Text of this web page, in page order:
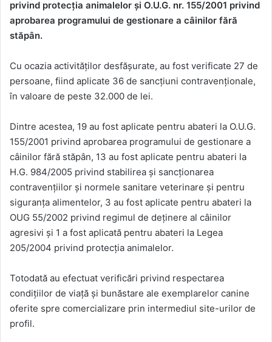
privind protecția animalelor și O.U.G. nr. 155/2001 privind
aprobarea programului de gestionare a câinilor fără
stăpân.
Cu ocazia activităților desfășurate, au fost verificate 27 de
persoane, fiind aplicate 36 de sancțiuni contravenționale,
în valoare de peste 32.000 de lei.
Dintre acestea, 19 au fost aplicate pentru abateri la O.U.G.
155/2001 privind aprobarea programului de gestionare a
câinilor fără stăpân, 13 au fost aplicate pentru abateri la
H.G. 984/2005 privind stabilirea și sancționarea
contravențiilor și normele sanitare veterinare și pentru
siguranța alimentelor, 3 au fost aplicate pentru abateri la
OUG 55/2002 privind regimul de deținere al câinilor
agresivi și 1 a fost aplicată pentru abateri la Legea
205/2004 privind protecția animalelor.
Totodată au efectuat verificări privind respectarea
condițiilor de viață și bunăstare ale exemplarelor canine
oferite spre comercializare prin intermediul site-urilor de
profil.